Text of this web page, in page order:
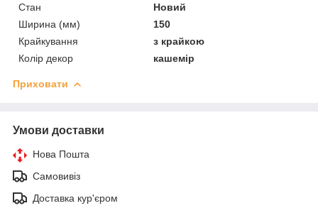
Стан
Новий
Ширина (мм)
150
Крайкування
з крайкою
Колір декор
кашемір
Приховати
Умови доставки
Нова Пошта
Самовивіз
Доставка кур'єром